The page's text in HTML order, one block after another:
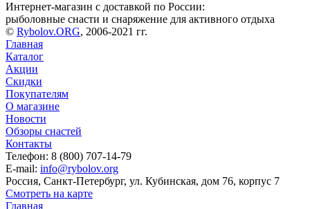
Интернет-магазин с доставкой по России:
рыболовные снасти и снаряжение для активного отдыха
© Rybolov.ORG, 2006-2021 гг.
Главная
Каталог
Акции
Скидки
Покупателям
О магазине
Новости
Обзоры снастей
Контакты
Телефон: 8 (800) 707-14-79
E-mail: info@rybolov.org
Россия, Санкт-Петербург, ул. Кубинская, дом 76, корпус 7
Смотреть на карте
Главная